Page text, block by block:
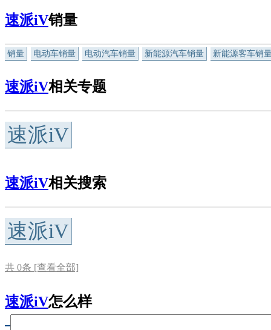
速派iV销量
销量 电动车销量 电动汽车销量 新能源汽车销量 新能源客车销
速派iV相关专题
速派iV
速派iV相关搜索
速派iV
共 0条 [查看全部]
速派iV怎么样